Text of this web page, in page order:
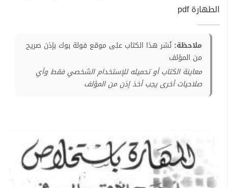
الطهارة pdf
ملاحظة: نُشر هذا الكتاب على موقع فولة بوك بإذن صريح
من المؤلف
معاينة الكتاب أو تحميله للإستخدام الشخصي فقط وأي
صلاحيات أخرى يجب أخذ إذن من المؤلف